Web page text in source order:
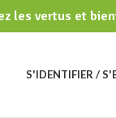
les vertus et
S'IDENTIFIER /